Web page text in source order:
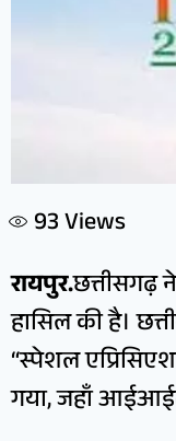
93Views
रायपुर.छत्तीसगढ़
हासिल की है।
“स्पेशल
गया, जहाँ